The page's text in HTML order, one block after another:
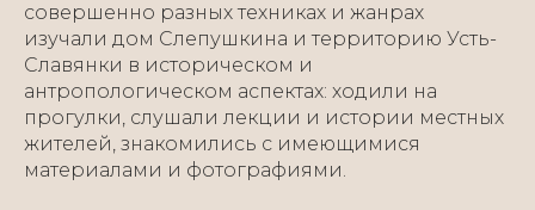
совершенно разных техниках и жанрах
изучали дом Слепушкина и территорию Усть-
Славянки в историческом и
антропологическом аспектах: ходили на
прогулки, слушали лекции и истории местных
жителей, знакомились с имеющимися
материалами и фотографиями.